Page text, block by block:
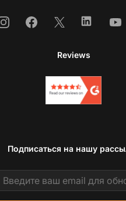
InstagramFacebook
X Linkedin
Reviews
Подписаться на нашу
Email address